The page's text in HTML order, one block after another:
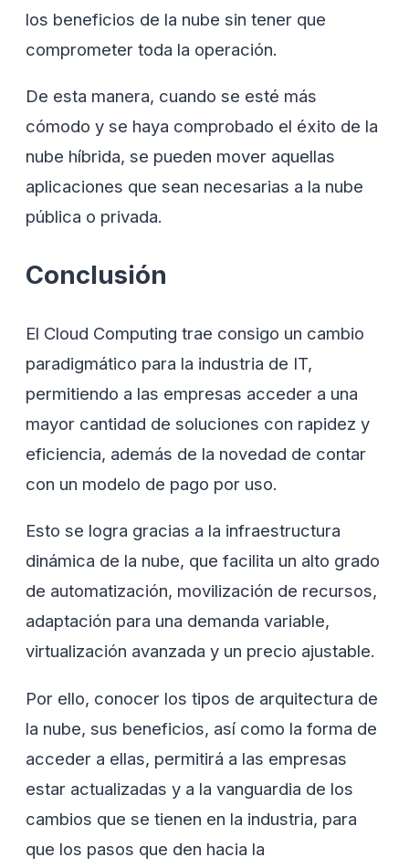
los beneficios de la nube sin tener que
comprometer toda la operación.
De esta manera, cuando se esté más
cómodo y se haya comprobado el éxito de la
nube híbrida, se pueden mover aquellas
aplicaciones que sean necesarias a la nube
pública o privada.
Conclusión
El Cloud Computing trae consigo un cambio
paradigmático para la industria de IT,
permitiendo a las empresas acceder a una
mayor cantidad de soluciones con rapidez y
eficiencia, además de la novedad de contar
con un modelo de pago por uso.
Esto se logra gracias a la infraestructura
dinámica de la nube, que facilita un alto grado
de automatización, movilización de recursos,
adaptación para una demanda variable,
virtualización avanzada y un precio ajustable.
Por ello, conocer los tipos de arquitectura de
la nube, sus beneficios, así como la forma de
acceder a ellas, permitirá a las empresas
estar actualizadas y a la vanguardia de los
cambios que se tienen en la industria, para
que los pasos que den hacia la